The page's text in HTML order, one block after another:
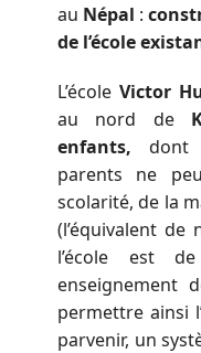
au Népal :
de l’école
L’école Victor
au nord de
enfants, dont
parents ne
scolarité, de la
(l’équivalent de
l’école est
enseignement
permettre ainsi
parvenir, un